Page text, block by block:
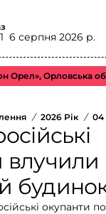
6 серпня 2026 р.
Орловська
/ 2026 Рік / 04
влучили
окупанти